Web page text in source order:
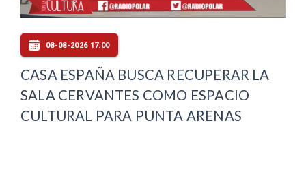
08-08-2026 17:00
CASA ESPAÑA BUSCA RECUPERAR LA
SALA CERVANTES COMO ESPACIO
CULTURAL PARA PUNTA ARENAS